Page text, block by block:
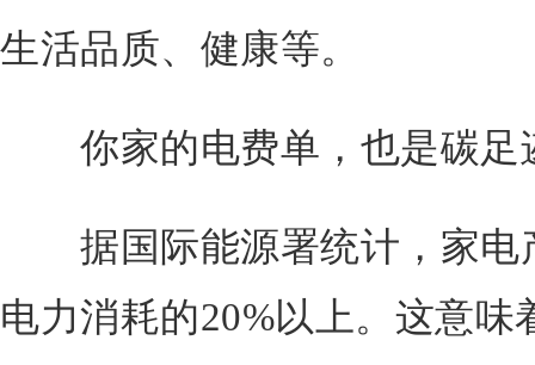
生活品质、健康等。
你家的电费单，也是碳足
据国际能源署统计，家电
电力消耗的20%以上。这意